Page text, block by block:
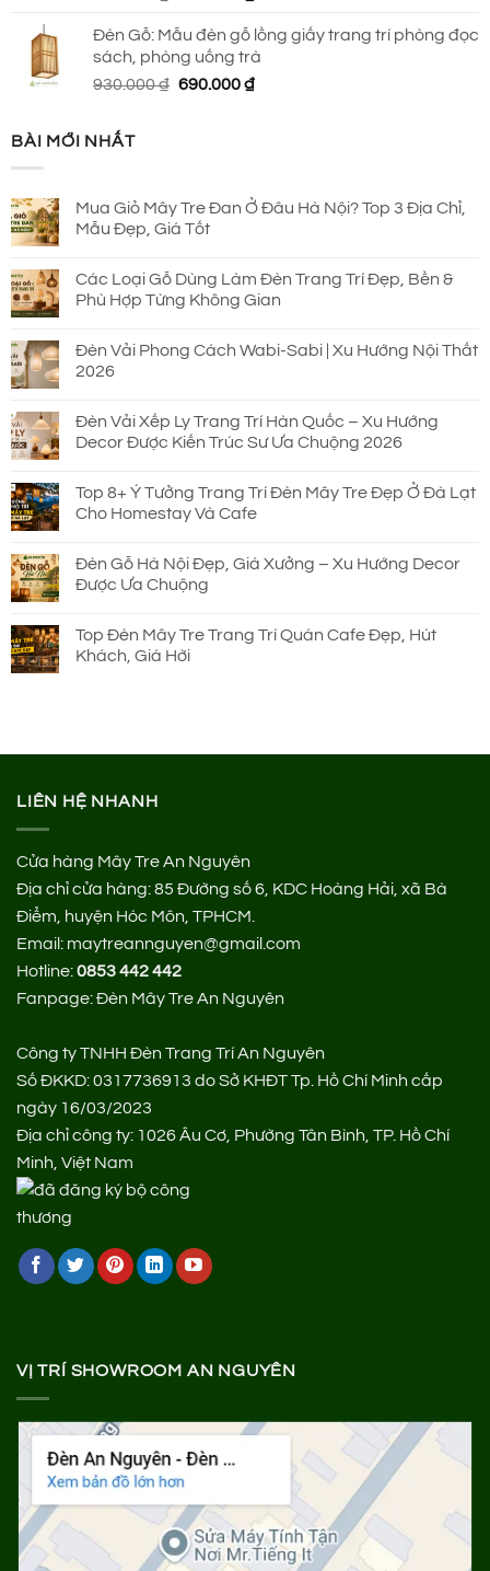
là:
920.000 ₫.
tại
là:
690.000 ₫.
Đèn Gỗ: Mẫu đèn gỗ lồng giấy trang trí phòng đọc
sách, phòng uống trà
930.000₫ Giá
690.000₫Giá
BÀI MỚI NHẤT
Mua Giỏ Mây Tre Đan Ở Đâu Hà Nội? Top 3 Địa Chỉ,
Mẫu Đẹp, Giá Tốt
Các Loại Gỗ Dùng Làm Đèn Trang Trí Đẹp, Bền &
Phù Hợp Từng Không Gian
Đèn Vải Phong Cách Wabi-Sabi | Xu Hướng Nội Thất
2026
Đèn Vải Xếp Ly Trang Trí Hàn Quốc – Xu Hướng
Decor Được Kiến Trúc Sư Ưa Chuộng 2026
Top 8+ Ý Tưởng Trang Trí Đèn Mây Tre Đẹp Ở Đà Lạt
Cho Homestay Và Cafe
Đèn Gỗ Hà Nội Đẹp, Giá Xưởng – Xu Hướng Decor
Được Ưa Chuộng
Top Đèn Mây Tre Trang Trí Quán Cafe Đẹp, Hút
Khách, Giá Hời
LIÊN HỆ NHANH
Cửa hàng Mây Tre An Nguyên
Địa chỉ cửa hàng:85 Đường số 6, KDC Hoàng Hải, xã Bà
Điểm, huyện Hóc Môn, TPHCM.
Email: maytreannguyen@gmail.com
Hotline:0853 442 442
Fanpage:Đèn Mây Tre An Nguyên
Công ty TNHH Đèn Trang Trí An Nguyên
Số ĐKKD: 0317736913 do Sở KHĐT Tp. Hồ Chí Minh cấp
ngày 16/03/2023
Địa chỉ công ty: 1026 Âu Cơ, Phường Tân Bình, TP. Hồ Chí
Minh, Việt Nam
VỊ TRÍ SHOWROOM AN NGUYÊN